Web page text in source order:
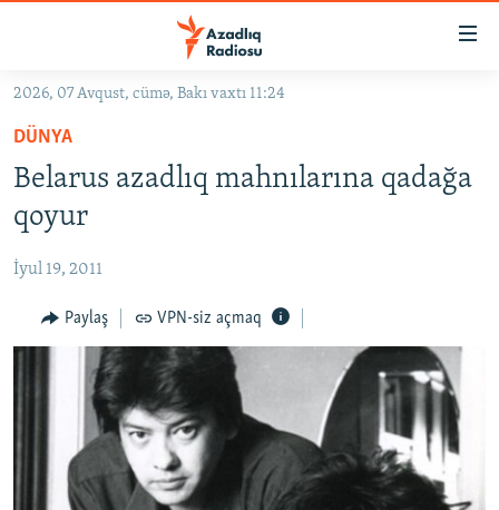
Əsas
qayıt
Əsas
qayıt
Axtarışa
keç
#İZAHLA
#ƏSLINDƏ
FƏRQƏ BAX
QANUNI DOĞRU
ARAŞDIRMA
MULTIMEDIA
FOTOQALEREYA
RADIO ARXIV
OXU ZALI
HAQQIMIZDA
2026, 07 Avqust, cümə, Bakı vaxtı 11:24
DÜNYA
Belarus azadlıq mahnılarına qadağa
qoyur
İyul 19, 2011
Paylaş VPN-siz açmaq